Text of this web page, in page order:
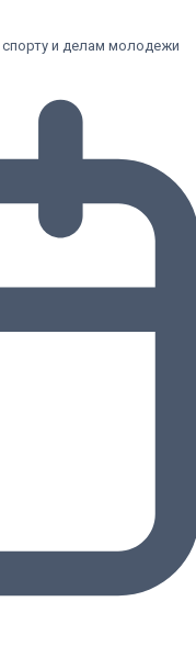
и делам молодежи